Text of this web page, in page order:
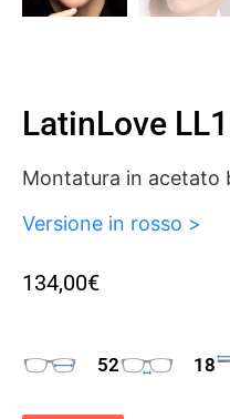
LatinLove
Montatura in acetato
Versione in rosso >
134,00€
52 18